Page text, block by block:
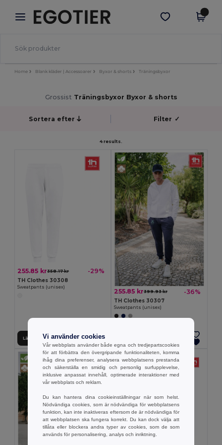
× Egotier-app
Bättre priser i appen!
Hämta app
Home Blank kläder | Accessoarer Byxor & shorts Träningsbyxor
Grossist Träningsbyxor Byxor & shorts
Sortera efter Filter ✓
4 results.
255.85 kr358.17 kr -29%
TH Clothes 30308
Sweatpants (unisex)
Lägg till i Varukorgen
255.85 kr399.93 kr -36%
TH Clothes 30307
Sweatpants (unisex)
Vi använder cookies
Vår webbplats använder både egna och tredjepartscookies
för att förbättra den övergripande funktionaliteten, komma
ihåg dina preferenser, analysera webbplatsens prestanda
och säkerställa en smidig och personlig surfupplevelse,
inklusive anpassat innehåll, optimerade interaktioner med
vår webbplats och reklam.
Du kan hantera dina cookieinställningar när som helst.
Nödvändiga cookies, som är nödvändiga för webbplatsens
funktion, kan inte inaktiveras eftersom de är nödvändiga för
att webbplatsen ska fungera korrekt. Du kan dock välja att
tillåta eller blockera andra typer av cookies, som de som
används för personalisering, analys och inriktning.